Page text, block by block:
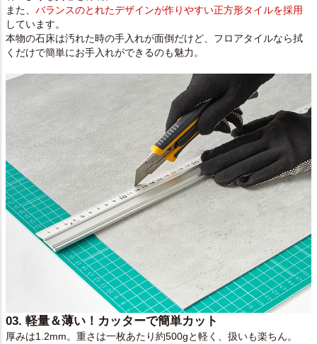
また、 バランスのとれたデザインが作りやすい正方形タイルを採用
しています。
本物の石床は汚れた時の手入れが面倒だけど、フロアタイルなら拭
くだけで簡単にお手入れができるのも魅力。
03. 軽量＆薄い！カッターで簡単カット
厚みは1.2mm。重さは一枚あたり約500gと軽く、扱いも楽ちん。